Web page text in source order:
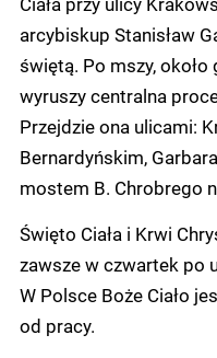
arcybiskup Stanisław
świętą. Po mszy,
wyruszy centralna
Przejdzie ona ulicami:
Bernardyńskim,
mostem B. Chrobrego
Święto Ciała i Krwi
zawsze w czwartek po
W Polsce Boże Ciało
od pracy.